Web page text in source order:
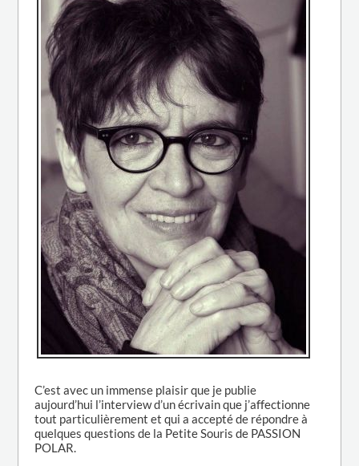
C’est avec un immense plaisir que je publie
aujourd’hui l’interview d’un écrivain que j’affectionne
tout particulièrement et qui a accepté de répondre à
quelques questions de la Petite Souris de PASSION
POLAR.